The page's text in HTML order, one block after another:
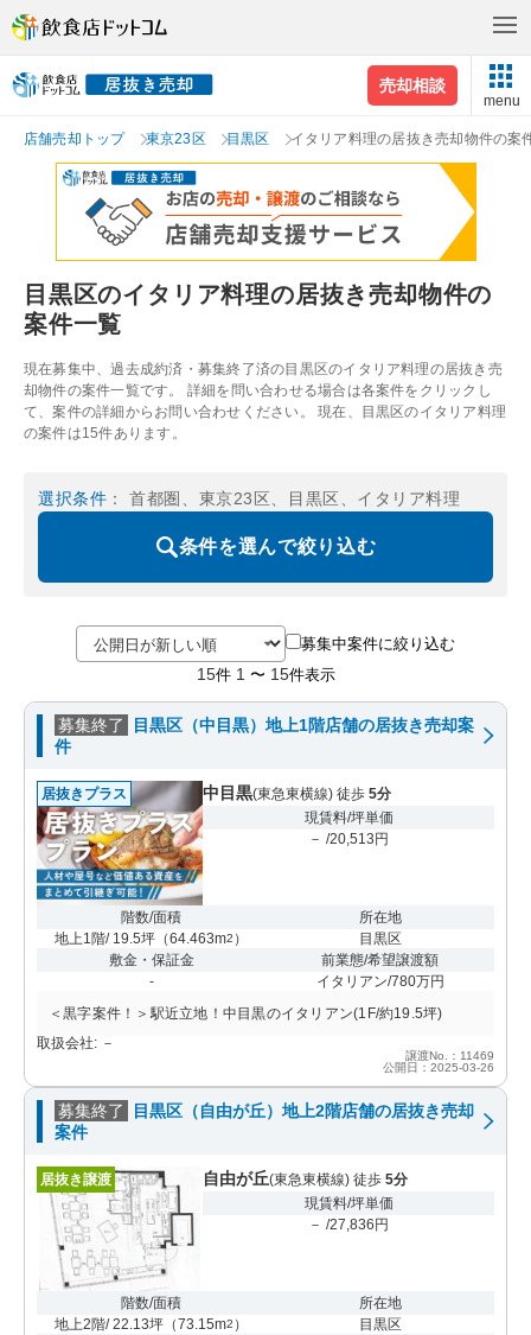
売却相談
menu
店舗売却トップ 東京23区 目黒区 イタリア料理の居抜き売却物件の案
目黒区のイタリア料理の居抜き売却物件の
案件一覧
現在募集中、過去成約済・募集終了済の目黒区のイタリア料理の居抜き売
却物件の案件一覧です。 詳細を問い合わせる場合は各案件をクリックし
て、案件の詳細からお問い合わせください。 現在、目黒区のイタリア料理
の案件は15件あります。
選択条件 ： 首都圏、東京23区、目黒区、イタリア料理
条件を選んで絞り込む
募集中案件に絞り込む
15件 1 〜 15件表示
募集終了
目黒区（中目黒）地上1階店舗の居抜き売却案
件
居抜きプラス 中目黒(東急東横線) 徒歩 5分
現賃料/坪単価
－ /20,513円
階数/面積
地上1階/ 19.5坪 （64.463m2 ）
所在地
目黒区
敷金・保証金
-
前業態/希望譲渡額
イタリアン/780万円
＜黒字案件！＞駅近立地！中目黒のイタリアン(1F/約19.5坪)
取扱会社: －
譲渡No.：11469
公開日：2025-03-26
募集終了
目黒区（自由が丘）地上2階店舗の居抜き売却
案件
居抜き譲渡 自由が丘(東急東横線) 徒歩 5分
現賃料/坪単価
－ /27,836円
階数/面積
地上2階/ 22.13坪 （73.15m2 ）
所在地
目黒区